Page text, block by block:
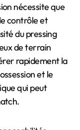
nécessite que
contrôle et
du pressing
de terrain
rapidement la
et le
qui peut